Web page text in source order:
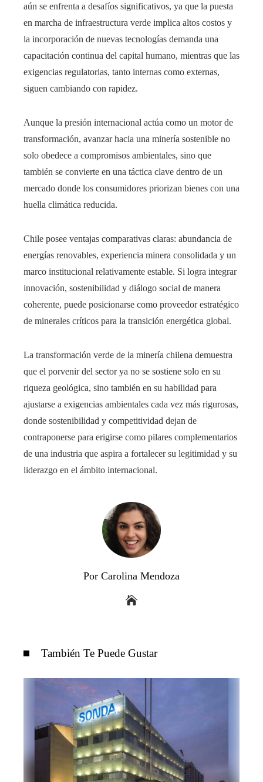
aún se enfrenta a desafíos significativos, ya que la puesta
en marcha de infraestructura verde implica altos costos y
la incorporación de nuevas tecnologías demanda una
capacitación continua del capital humano, mientras que las
exigencias regulatorias, tanto internas como externas,
siguen cambiando con rapidez.
Aunque la presión internacional actúa como un motor de
transformación, avanzar hacia una minería sostenible no
solo obedece a compromisos ambientales, sino que
también se convierte en una táctica clave dentro de un
mercado donde los consumidores priorizan bienes con una
huella climática reducida.
Chile posee ventajas comparativas claras: abundancia de
energías renovables, experiencia minera consolidada y un
marco institucional relativamente estable. Si logra integrar
innovación, sostenibilidad y diálogo social de manera
coherente, puede posicionarse como proveedor estratégico
de minerales críticos para la transición energética global.
La transformación verde de la minería chilena demuestra
que el porvenir del sector ya no se sostiene solo en su
riqueza geológica, sino también en su habilidad para
ajustarse a exigencias ambientales cada vez más rigurosas,
donde sostenibilidad y competitividad dejan de
contraponerse para erigirse como pilares complementarios
de una industria que aspira a fortalecer su legitimidad y su
liderazgo en el ámbito internacional.
Por Carolina Mendoza
También Te Puede Gustar